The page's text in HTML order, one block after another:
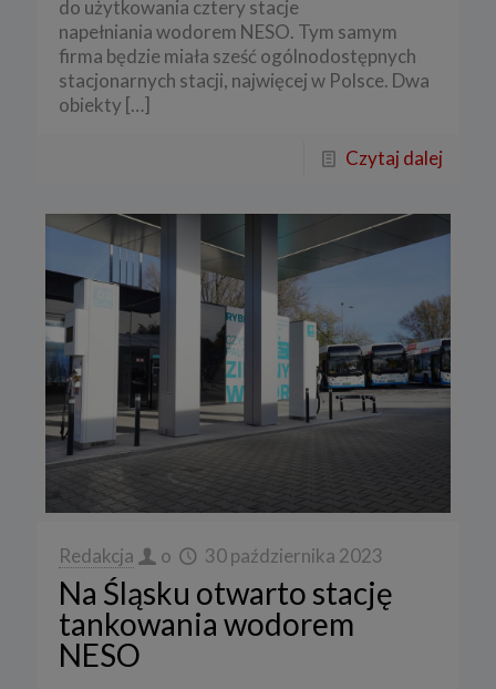
do użytkowania cztery stacje
napełniania wodorem NESO. Tym samym
firma będzie miała sześć ogólnodostępnych
stacjonarnych stacji, najwięcej w Polsce. Dwa
obiekty […]
Czytaj dalej
Redakcja o 30 października 2023
Na Śląsku otwarto stację
tankowania wodorem
NESO